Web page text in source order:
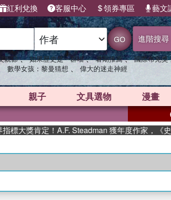
紅利兌換 客服中心 領券專區 藝文
GO 進階搜尋
親節 、 如果歷史是一群喵 、 暑期推薦 、 國際布克獎
數學女孩：黎曼猜想 、 偉大的迷走神經
親子 文具選物 漫畫
大獎肯定！A.F. Steadman 獲年度作家，《史